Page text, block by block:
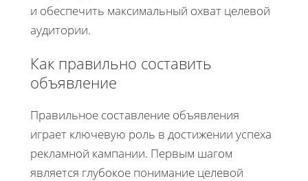
и обеспечить максимальный охват целевой
аудитории.
Как правильно составить
объявление
Правильное составление объявления
играет ключевую роль в достижении успеха
рекламной кампании. Первым шагом
является глубокое понимание целевой